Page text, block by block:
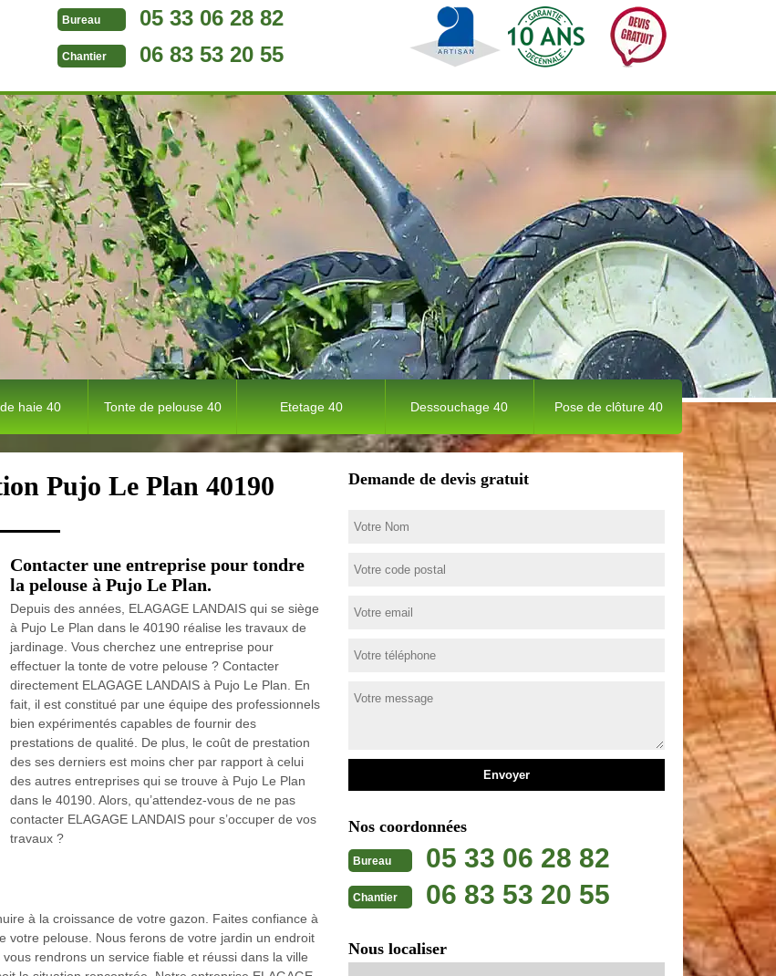
Bureau 05 33 06 28 82
Chantier 06 83 53 20 55
haie 40 Tonte de pelouse 40 Etetage 40 Dessouchage 40 Pose de clôture 40
Pujo Le Plan 40190
Contacter une entreprise pour tondre
la pelouse à Pujo Le Plan.
Depuis des années, ELAGAGE LANDAIS qui se siège
à Pujo Le Plan dans le 40190 réalise les travaux de
jardinage. Vous cherchez une entreprise pour
effectuer la tonte de votre pelouse ? Contacter
directement ELAGAGE LANDAIS à Pujo Le Plan. En
fait, il est constitué par une équipe des professionnels
bien expérimentés capables de fournir des
prestations de qualité. De plus, le coût de prestation
des ses derniers est moins cher par rapport à celui
des autres entreprises qui se trouve à Pujo Le Plan
dans le 40190. Alors, qu’attendez-vous de ne pas
contacter ELAGAGE LANDAIS pour s’occuper de vos
travaux ?
à la croissance de votre gazon. Faites confiance à
votre pelouse. Nous ferons de votre jardin un endroit
rendrons un service fiable et réussi dans la ville
Demande de devis gratuit
Nos coordonnées
Bureau 05 33 06 28 82
Chantier 06 83 53 20 55
Nous localiser